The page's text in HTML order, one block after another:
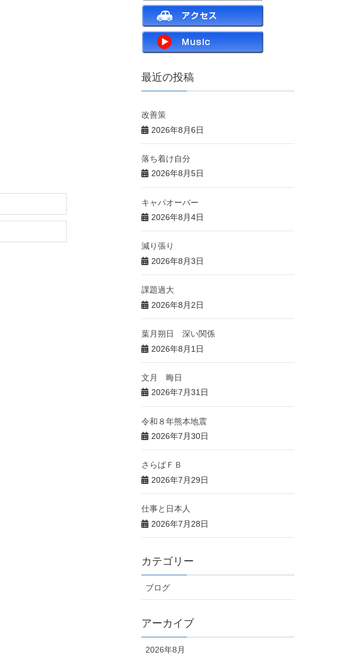
最近の投稿
改善策
2026年8月6日
落ち着け自分
2026年8月5日
キャパオーバー
2026年8月4日
減り張り
2026年8月3日
課題過大
2026年8月2日
葉月朔日 深い関係
2026年8月1日
文月 晦日
2026年7月31日
令和８年熊本地震
2026年7月30日
さらばＦＢ
2026年7月29日
仕事と日本人
2026年7月28日
カテゴリー
ブログ
アーカイブ
2026年8月